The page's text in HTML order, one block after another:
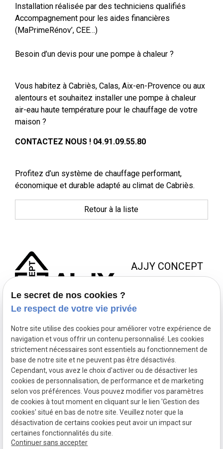
Installation réalisée par des techniciens qualifiés
Accompagnement pour les aides financières
(MaPrimeRénov’, CEE…)
Besoin d’un devis pour une pompe à chaleur ?
Vous habitez à Cabriès, Calas, Aix-en-Provence ou aux
alentours et souhaitez installer une pompe à chaleur
air-eau haute température pour le chauffage de votre
maison ?
CONTACTEZ NOUS ! 04.91.09.55.80
Profitez d’un système de chauffage performant,
économique et durable adapté au climat de Cabriès.
Retour à la liste
AJJY CONCEPT
NOUS JOINDRE
contact@ajjyconcept.com
NOS
HORAIRES
Du lundi au
vendredi 8h à
18h non-stop
NOUS
SUIVRE
SIRET :53164761800028
Politique de confidentialité
Mentions légales
Le secret de nos cookies ?
Le respect de votre vie privée
Notre site utilise des cookies pour améliorer votre expérience de
navigation et vous offrir un contenu personnalisé. Les cookies
strictement nécessaires sont essentiels au fonctionnement de
base de notre site et ne peuvent pas être désactivés.
Cependant, vous avez le choix d'activer ou de désactiver les
cookies de personnalisation, de performance et de marketing
selon vos préférences. Vous pouvez modifier vos paramètres
de cookies à tout moment en cliquant sur le lien 'Gestion des
cookies' situé en bas de notre site. Veuillez noter que la
désactivation de certains cookies peut avoir un impact sur
certaines fonctionnalités du site.
Continuer sans accepter